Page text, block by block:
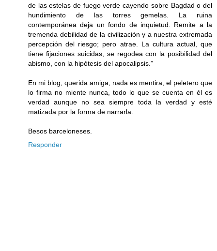
de las estelas de fuego verde cayendo sobre Bagdad o del
hundimiento de las torres gemelas. La ruina
contemporánea deja un fondo de inquietud. Remite a la
tremenda debilidad de la civilización y a nuestra extremada
percepción del riesgo; pero atrae. La cultura actual, que
tiene fijaciones suicidas, se regodea con la posibilidad del
abismo, con la hipótesis del apocalipsis.”
En mi blog, querida amiga, nada es mentira, el peletero que
lo firma no miente nunca, todo lo que se cuenta en él es
verdad aunque no sea siempre toda la verdad y esté
matizada por la forma de narrarla.
Besos barceloneses.
Responder